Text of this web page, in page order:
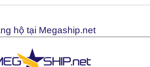
hộ tại Megaship.net